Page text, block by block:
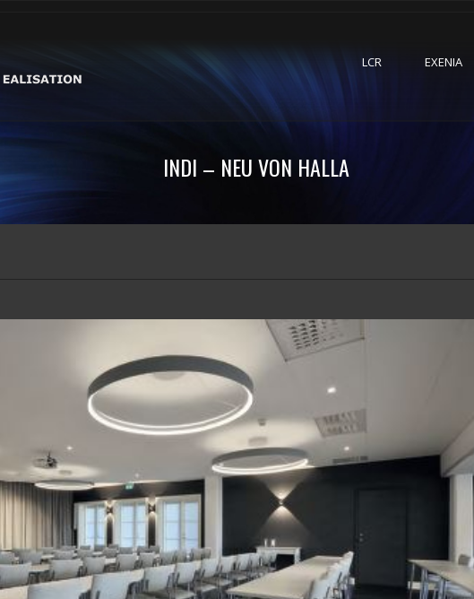
LCR EXENIA
INDI – NEU VON HALLA